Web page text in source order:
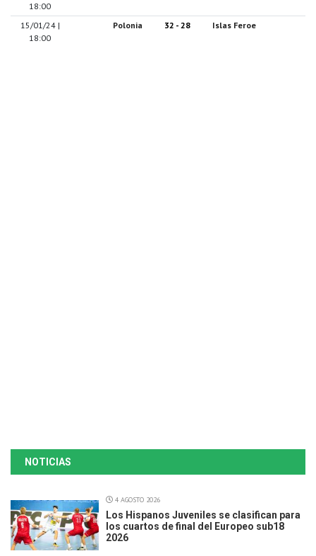
18:00
15/01/24 |
18:00
Polonia 32 - 28 Islas Feroe
NOTICIAS
4 AGOSTO 2026
Los Hispanos Juveniles se clasifican para
los cuartos de final del Europeo sub18
2026